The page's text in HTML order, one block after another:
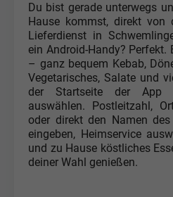
Du bist gerade unterwegs
Hause kommst, direkt von
Lieferdienst in
ein Android-Handy? Perfekt.
– ganz bequem Kebab,
Vegetarisches, Salate und
der Startseite der App
auswählen. Postleitzahl,
oder direkt den Namen
eingeben, Heimservice
und zu Hause köstliches
deiner Wahl genießen.